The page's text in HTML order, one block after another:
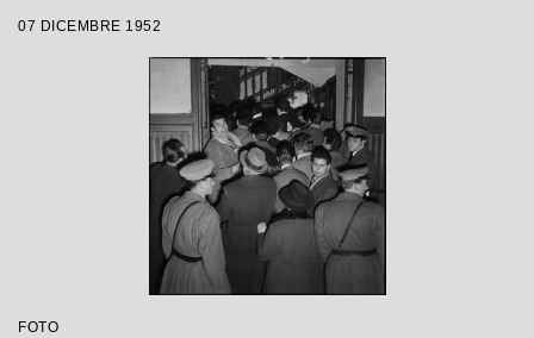
di Carl Ebert
07 DICEMBRE 1952
FOTO